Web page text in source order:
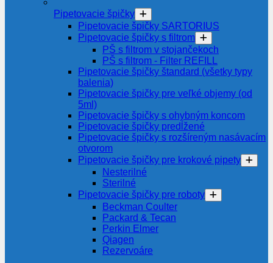
Pipetovacie špičky
Pipetovacie špičky SARTORIUS
Pipetovacie špičky s filtrom
PŠ s filtrom v stojančekoch
PŠ s filtrom - Filter REFILL
Pipetovacie špičky štandard (všetky typy
balenia)
Pipetovacie špičky pre veľké objemy (od
5ml)
Pipetovacie špičky s ohybným koncom
Pipetovacie špičky predĺžené
Pipetovacie špičky s rozšíreným nasávacím
otvorom
Pipetovacie špičky pre krokové pipety
Nesterilné
Sterilné
Pipetovacie špičky pre roboty
Beckman Coulter
Packard & Tecan
Perkin Elmer
Qiagen
Rezervoáre